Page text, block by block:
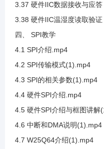
3.19
3.20 SHT20
3.21
3.37 硬件IIC数据接收与应答
3.38 硬件IIC温湿度读取验证
四、 SPI教学
4.1 SPI介绍.mp4
4.2 SPI传输模式(1).mp4
4.3 SPI的相关参数(1).mp4
4.4 硬件SPI介绍.mp4
4.5 硬件SPI介绍与框图讲解
4.6 中断和DMA说明(1).mp4
4.7 W25Q64介绍(1).mp4